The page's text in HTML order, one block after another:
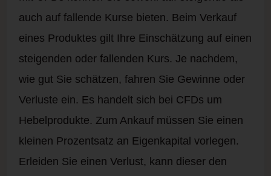
auch auf fallende Kurse bieten. Beim Verkauf
eines Produktes gilt Ihre Einschätzung auf einen
steigenden oder fallenden Kurs. Je nachdem,
wie gut Sie schätzen, fahren Sie Gewinne oder
Verluste ein. Es handelt sich bei CFDs um
Hebelprodukte. Zum Ankauf müssen Sie einen
kleinen Prozentsatz an Eigenkapital vorlegen.
Erleiden Sie einen Verlust, kann dieser den